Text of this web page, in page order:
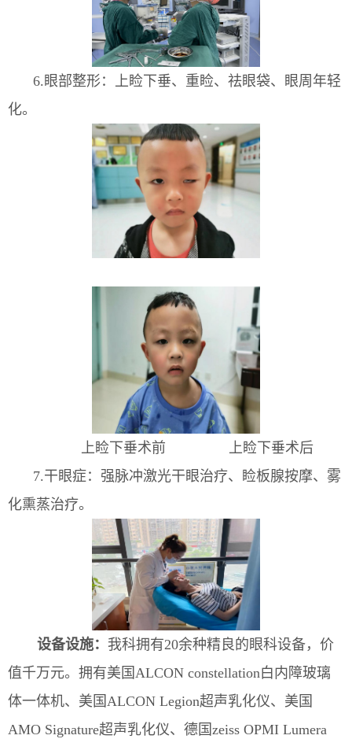
6.眼部整形：上睑下垂、重睑、祛眼袋、眼周年轻
化。
上睑下垂术前 上睑下垂术后
7.干眼症：强脉冲激光干眼治疗、睑板腺按摩、雾
化熏蒸治疗。
设备设施： 我科拥有20余种精良的眼科设备，价
值千万元。 拥有美国ALCON constellation白内障玻璃
体一体机、 美国ALCON Legion超声乳化仪、 美国
AMO Signature超声乳化仪、德国zeiss OPMI Lumera